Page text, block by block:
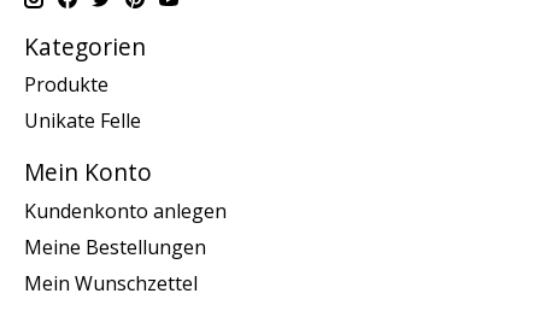
Kategorien
Produkte
Unikate Felle
Mein Konto
Kundenkonto anlegen
Meine Bestellungen
Mein Wunschzettel